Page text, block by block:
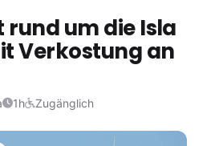
um die Isla
Verkostung an
1h Zugänglich